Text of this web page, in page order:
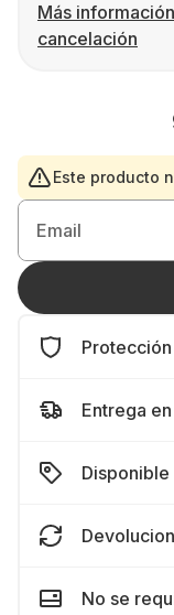
Más
cancelación
Este producto
Email
Entrega
No se